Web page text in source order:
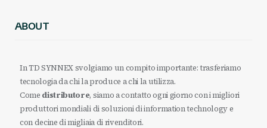
ABOUT
In TD SYNNEX svolgiamo un compito importante: trasferiamo
tecnologia da chi la produce a chi la utilizza.
Come distributore, siamo a contatto ogni giorno con i migliori
produttori mondiali di soluzioni di information technology e
con decine di migliaia di rivenditori.